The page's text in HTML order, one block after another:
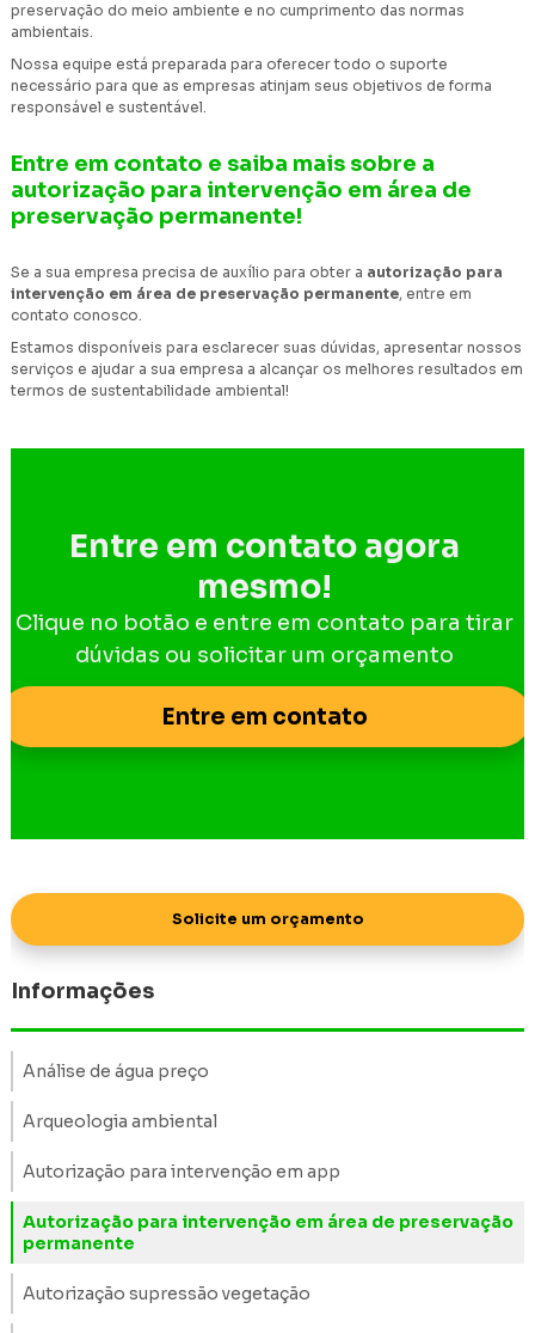
preservação do meio ambiente e no cumprimento das normas
ambientais.
Nossa equipe está preparada para oferecer todo o suporte
necessário para que as empresas atinjam seus objetivos de forma
responsável e sustentável.
Entre em contato e saiba mais sobre a
autorização para intervenção em área de
preservação permanente!
Se a sua empresa precisa de auxílio para obter a autorização para
intervenção em área de preservação permanente, entre em
contato conosco.
Estamos disponíveis para esclarecer suas dúvidas, apresentar nossos
serviços e ajudar a sua empresa a alcançar os melhores resultados em
termos de sustentabilidade ambiental!
Entre em contato agora
mesmo!
Clique no botão e entre em contato para tirar
dúvidas ou solicitar um orçamento
Entre em contato
Solicite um orçamento
Informações
Análise de água preço
Arqueologia ambiental
Autorização para intervenção em app
Autorização para intervenção em área de preservação
permanente
Autorização supressão vegetação